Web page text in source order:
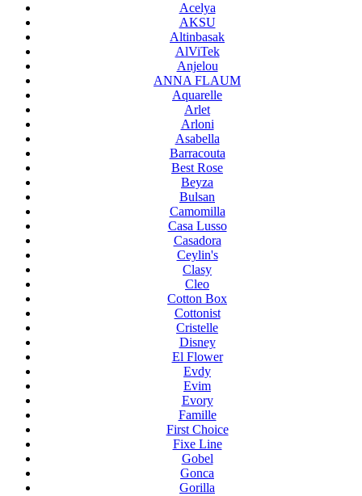
Acelya
AKSU
Altinbasak
AlViTek
Anjelou
ANNA FLAUM
Aquarelle
Arlet
Arloni
Asabella
Barracouta
Best Rose
Beyza
Bulsan
Camomilla
Casa Lusso
Casadora
Ceylin's
Clasy
Cleo
Cotton Box
Cottonist
Cristelle
Disney
El Flower
Evdy
Evim
Evory
Famille
First Choice
Fixe Line
Gobel
Gonca
Gorilla